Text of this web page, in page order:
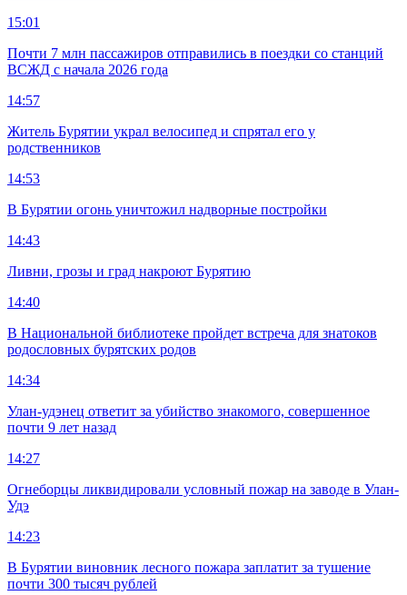
15:01
Почти 7 млн пассажиров отправились в поездки со станций
ВСЖД с начала 2026 года
14:57
Житель Бурятии украл велосипед и спрятал его у
родственников
14:53
В Бурятии огонь уничтожил надворные постройки
14:43
Ливни, грозы и град накроют Бурятию
14:40
В Национальной библиотеке пройдет встреча для знатоков
родословных бурятских родов
14:34
Улан-удэнец ответит за убийство знакомого, совершенное
почти 9 лет назад
14:27
Огнеборцы ликвидировали условный пожар на заводе в Улан-
Удэ
14:23
В Бурятии виновник лесного пожара заплатит за тушение
почти 300 тысяч рублей